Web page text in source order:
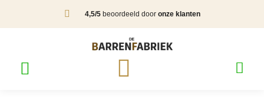
4,5/5beoordeeld door onze klanten